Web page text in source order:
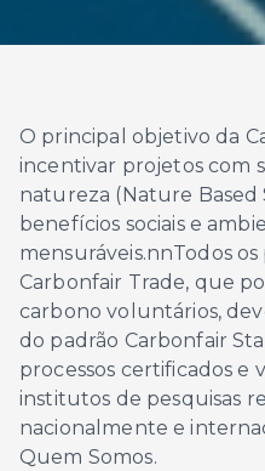
O principal objetivo da
incentivar projetos com
natureza (Nature
benefícios sociais e
mensuráveis.nnTodos
Carbonfair Trade, que
carbono voluntários,
do padrão Carbonfair
processos certificados e
institutos de pesquisas
nacionalmente e
Quem Somos.